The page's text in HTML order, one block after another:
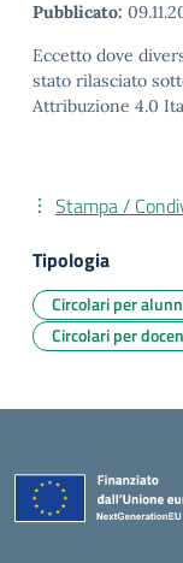
Pubblicato:
Eccetto dove
stato rilasciato
Attribuzione 4.0
Stampa /
Tipologia
Circolari per
Circolari per